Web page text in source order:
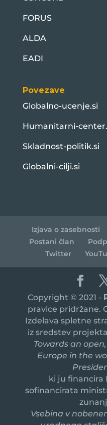
FORUS
ALDA
EADI
Povezave
Globalno-ucenje.si
Humanitarni-
Skladnost-politik.si
Globalni-cilji.si
Izjava o zasebnosti
Postani član
Twitter
Copyright © 2021 -
pravice pridržane.
Izdelava spletne
iz sredstev projekta
Towards an
Europe in the
ki ju financira
sofinancirata
Vsebina v